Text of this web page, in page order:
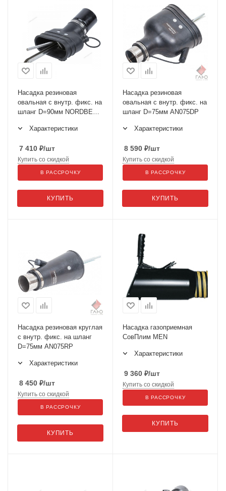
Насадка резиновая
овальная с внутр. фикс. на
шланг D=90мм NORDBERG
Характеристики
7 410 ₽/шт
КУПИТЬ
Купить со скидкой
В РАССРОЧКУ
Насадка резиновая
овальная с внутр. фикс. на
шланг D=75мм AN075DP
Характеристики
8 590 ₽/шт
КУПИТЬ
Купить со скидкой
В РАССРОЧКУ
Насадка резиновая круглая
с внутр. фикс. на шланг
D=75мм AN075RP
Характеристики
8 450 ₽/шт
КУПИТЬ
Купить со скидкой
В РАССРОЧКУ
Насадка газоприемная
СовПлим MEN
Характеристики
9 360 ₽/шт
КУПИТЬ
Купить со скидкой
В РАССРОЧКУ